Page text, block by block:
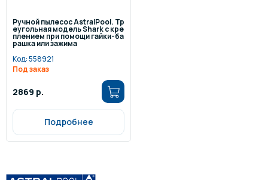
Ручной пылесос AstralPool. Тр
еугольная модель Shark с кре
плением при помощи гайки-ба
рашка или зажима
Код:558921
Под заказ
2869 р.
Подробнее